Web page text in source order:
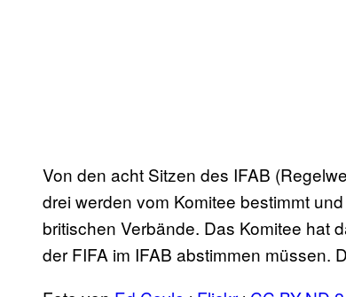
Von den acht Sitzen des IFAB
drei werden vom Komitee bestimmt
britischen Verbände. Das Komitee hat
der FIFA im IFAB abstimmen müssen.